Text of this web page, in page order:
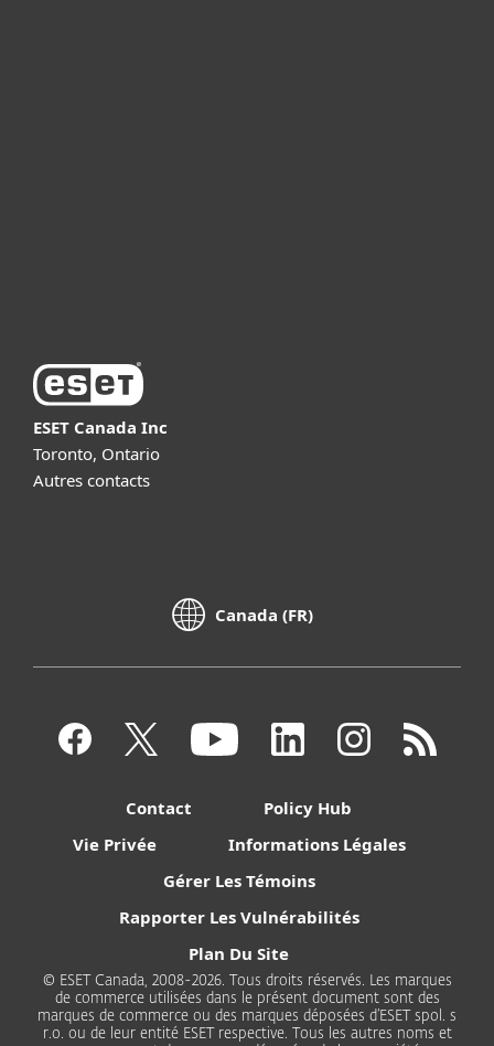
ESET Canada Inc
Toronto, Ontario
Autres contacts
Canada (FR)
Contact
Policy Hub
Vie Privée
Informations Légales
Gérer Les Témoins
Rapporter Les Vulnérabilités
Plan Du Site
© ESET Canada, 2008-2026. Tous droits réservés. Les marques
de commerce utilisées dans le présent document sont des
marques de commerce ou des marques déposées d’ESET spol. s
r.o. ou de leur entité ESET respective. Tous les autres noms et